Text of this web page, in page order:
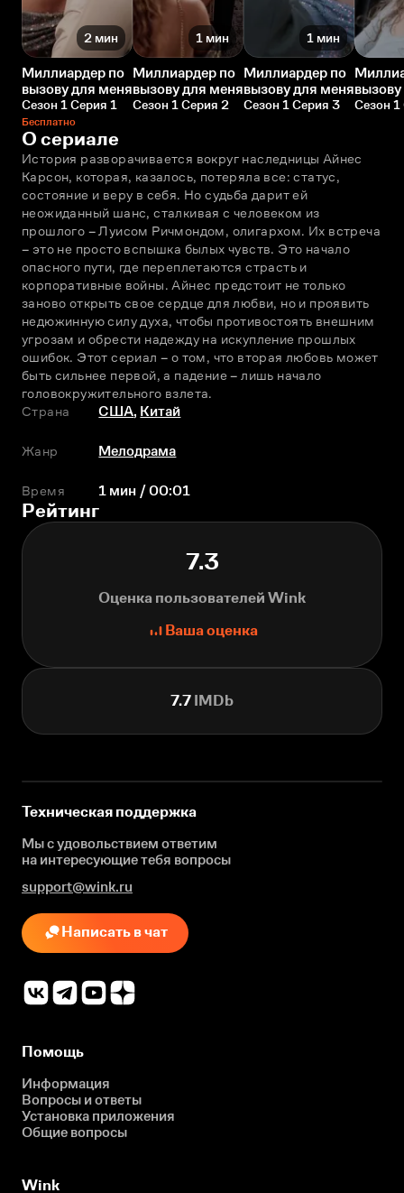
2 мин
Миллиардер по
вызову для меня
Сезон 1 Серия 1
Бесплатно
1 мин
Миллиардер по
вызову для меня
Сезон 1 Серия 2
1 мин
Миллиардер по
вызову для меня
Сезон 1 Серия 3 Сезон
О сериале
История разворачивается вокруг наследницы Айнес
Карсон, которая, казалось, потеряла все: статус,
состояние и веру в себя. Но судьба дарит ей
неожиданный шанс, сталкивая с человеком из
прошлого – Луисом Ричмондом, олигархом. Их встреча
– это не просто вспышка былых чувств. Это начало
опасного пути, где переплетаются страсть и
корпоративные войны. Айнес предстоит не только
заново открыть свое сердце для любви, но и проявить
недюжинную силу духа, чтобы противостоять внешним
угрозам и обрести надежду на искупление прошлых
ошибок. Этот сериал – о том, что вторая любовь может
быть сильнее первой, а падение – лишь начало
головокружительного взлета.
Страна
США, Китай
Жанр Мелодрама
Время 1 мин / 00:01
Рейтинг
7.3
Оценка пользователей Wink
Ваша оценка
7.7 IMDb
Техническая поддержка
Мы с удовольствием ответим
на интересующиетебя вопросы
support@wink.ru
Написать в чат
Помощь
Информация
Вопросы и ответы
Установка приложения
Общие вопросы
Wink